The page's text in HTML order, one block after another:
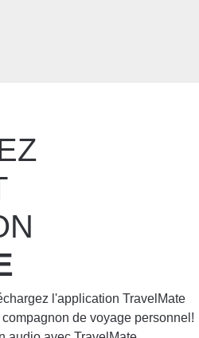
l'application TravelMate
de voyage personnel!